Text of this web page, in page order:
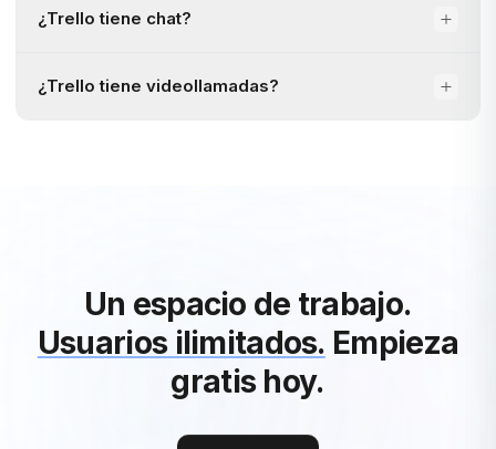
¿Trello tiene chat?
¿Trello tiene videollamadas?
Un espacio de trabajo.
Usuarios ilimitados. Empieza
gratis hoy.